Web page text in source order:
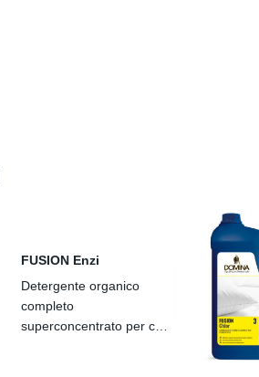
FUSION Enzi
Detergente organico
completo
superconcentrato per capi